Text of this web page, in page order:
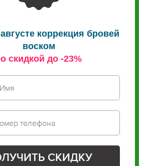
коррекция бровей
воском
скидкой до -23%